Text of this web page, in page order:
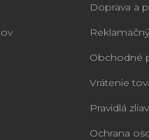
Doprava a
Obchodné
Vrátenie
Pravidlá
Ochrana